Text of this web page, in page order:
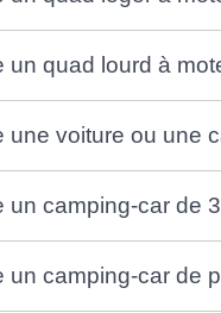
un quad lourd à
une voiture ou une
un camping-car de
un camping-car de